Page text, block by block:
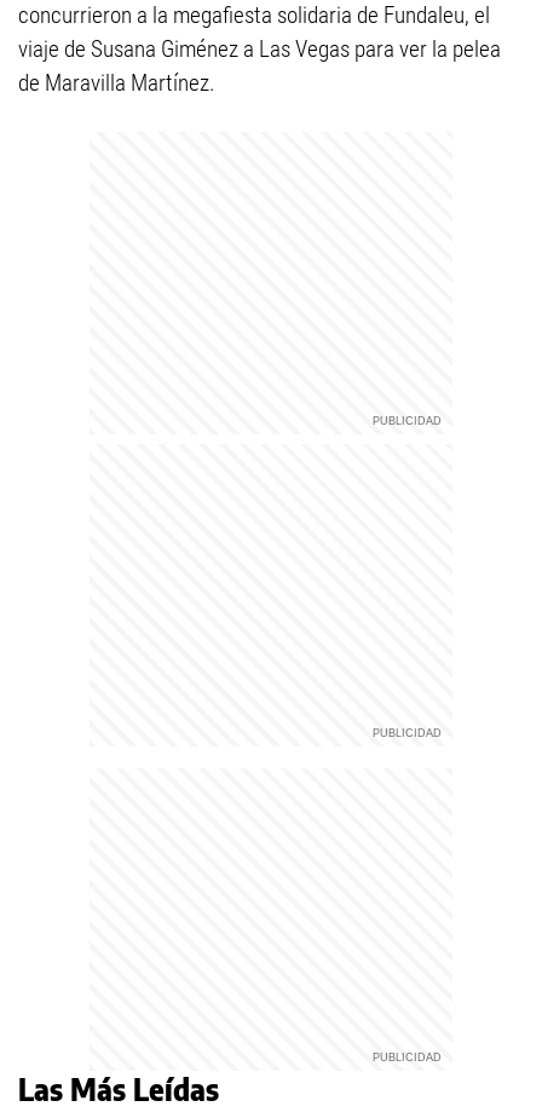
concurrieron a la megafiesta solidaria de Fundaleu, el
viaje de Susana Giménez a Las Vegas para ver la pelea
de Maravilla Martínez.
Las Más Leídas